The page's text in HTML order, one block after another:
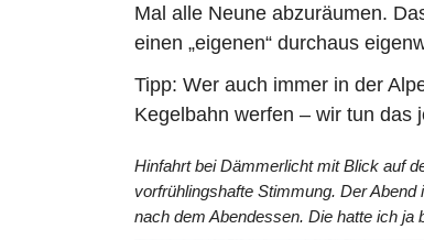
Mal alle Neune abzuräumen.
einen „eigenen“ durchaus
Tipp: Wer auch immer in der
Kegelbahn werfen – wir tun das
Hinfahrt bei Dämmerlicht mit Blick auf
vorfrühlingshafte Stimmung. Der
nach dem Abendessen. Die hatte ich ja